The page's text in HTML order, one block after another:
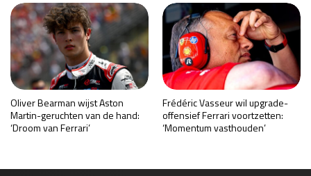
Oliver Bearman wijst Aston
Martin-geruchten van de hand:
‘Droom van Ferrari’
Frédéric Vasseur wil upgrade-
offensief Ferrari voortzetten:
‘Momentum vasthouden’